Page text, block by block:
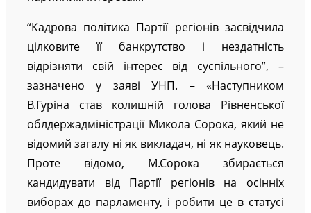
“Кадрова політика Партії регіонів засвідчила
цілковите її банкрутство і нездатність
відрізняти свій інтерес від суспільного”, –
зазначено у заяві УНП. – «Наступником
В.Гуріна став колишній голова Рівненської
облдержадміністрації Микола Сорока, який не
відомий загалу ні як викладач, ні як науковець.
Проте відомо, М.Сорока збирається
кандидувати від Партії регіонів на осінніх
виборах до парламенту, і робити це в статусі